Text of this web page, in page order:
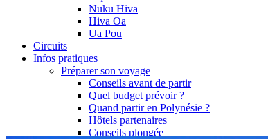
Nuku Hiva
Hiva Oa
Ua Pou
Circuits
Infos pratiques
Préparer son voyage
Conseils avant de partir
Quel budget prévoir ?
Quand partir en Polynésie ?
Hôtels partenaires
Conseils plongée